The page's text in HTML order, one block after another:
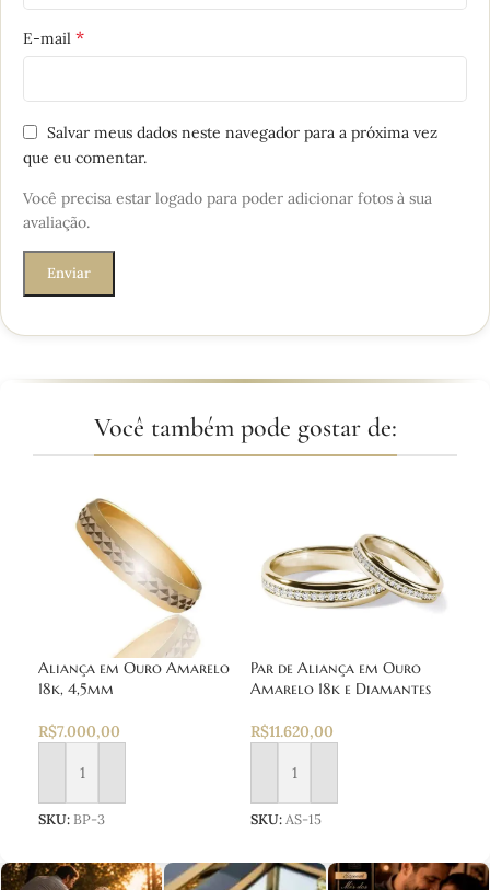
E-mail *
Salvar meus dados neste navegador para a próxima vez
que eu comentar.
Você precisa estar logado para poder adicionar fotos à sua
avaliação.
Você também pode gostar de:
Aliança em Ouro Amarelo
18k, 4,5mm
R$7.000,00
Adicionar ao carrinho
SKU: BP-3
Par de Aliança em Ouro
Amarelo 18k e Diamantes
R$11.620,00
Adicionar ao carrinho
SKU:AS-15